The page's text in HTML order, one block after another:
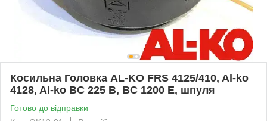
Косильна Головка AL-KO FRS 4125/410, Al-ko
4128, Al-ko BC 225 B, BC 1200 E, шпуля
Готово до відправки